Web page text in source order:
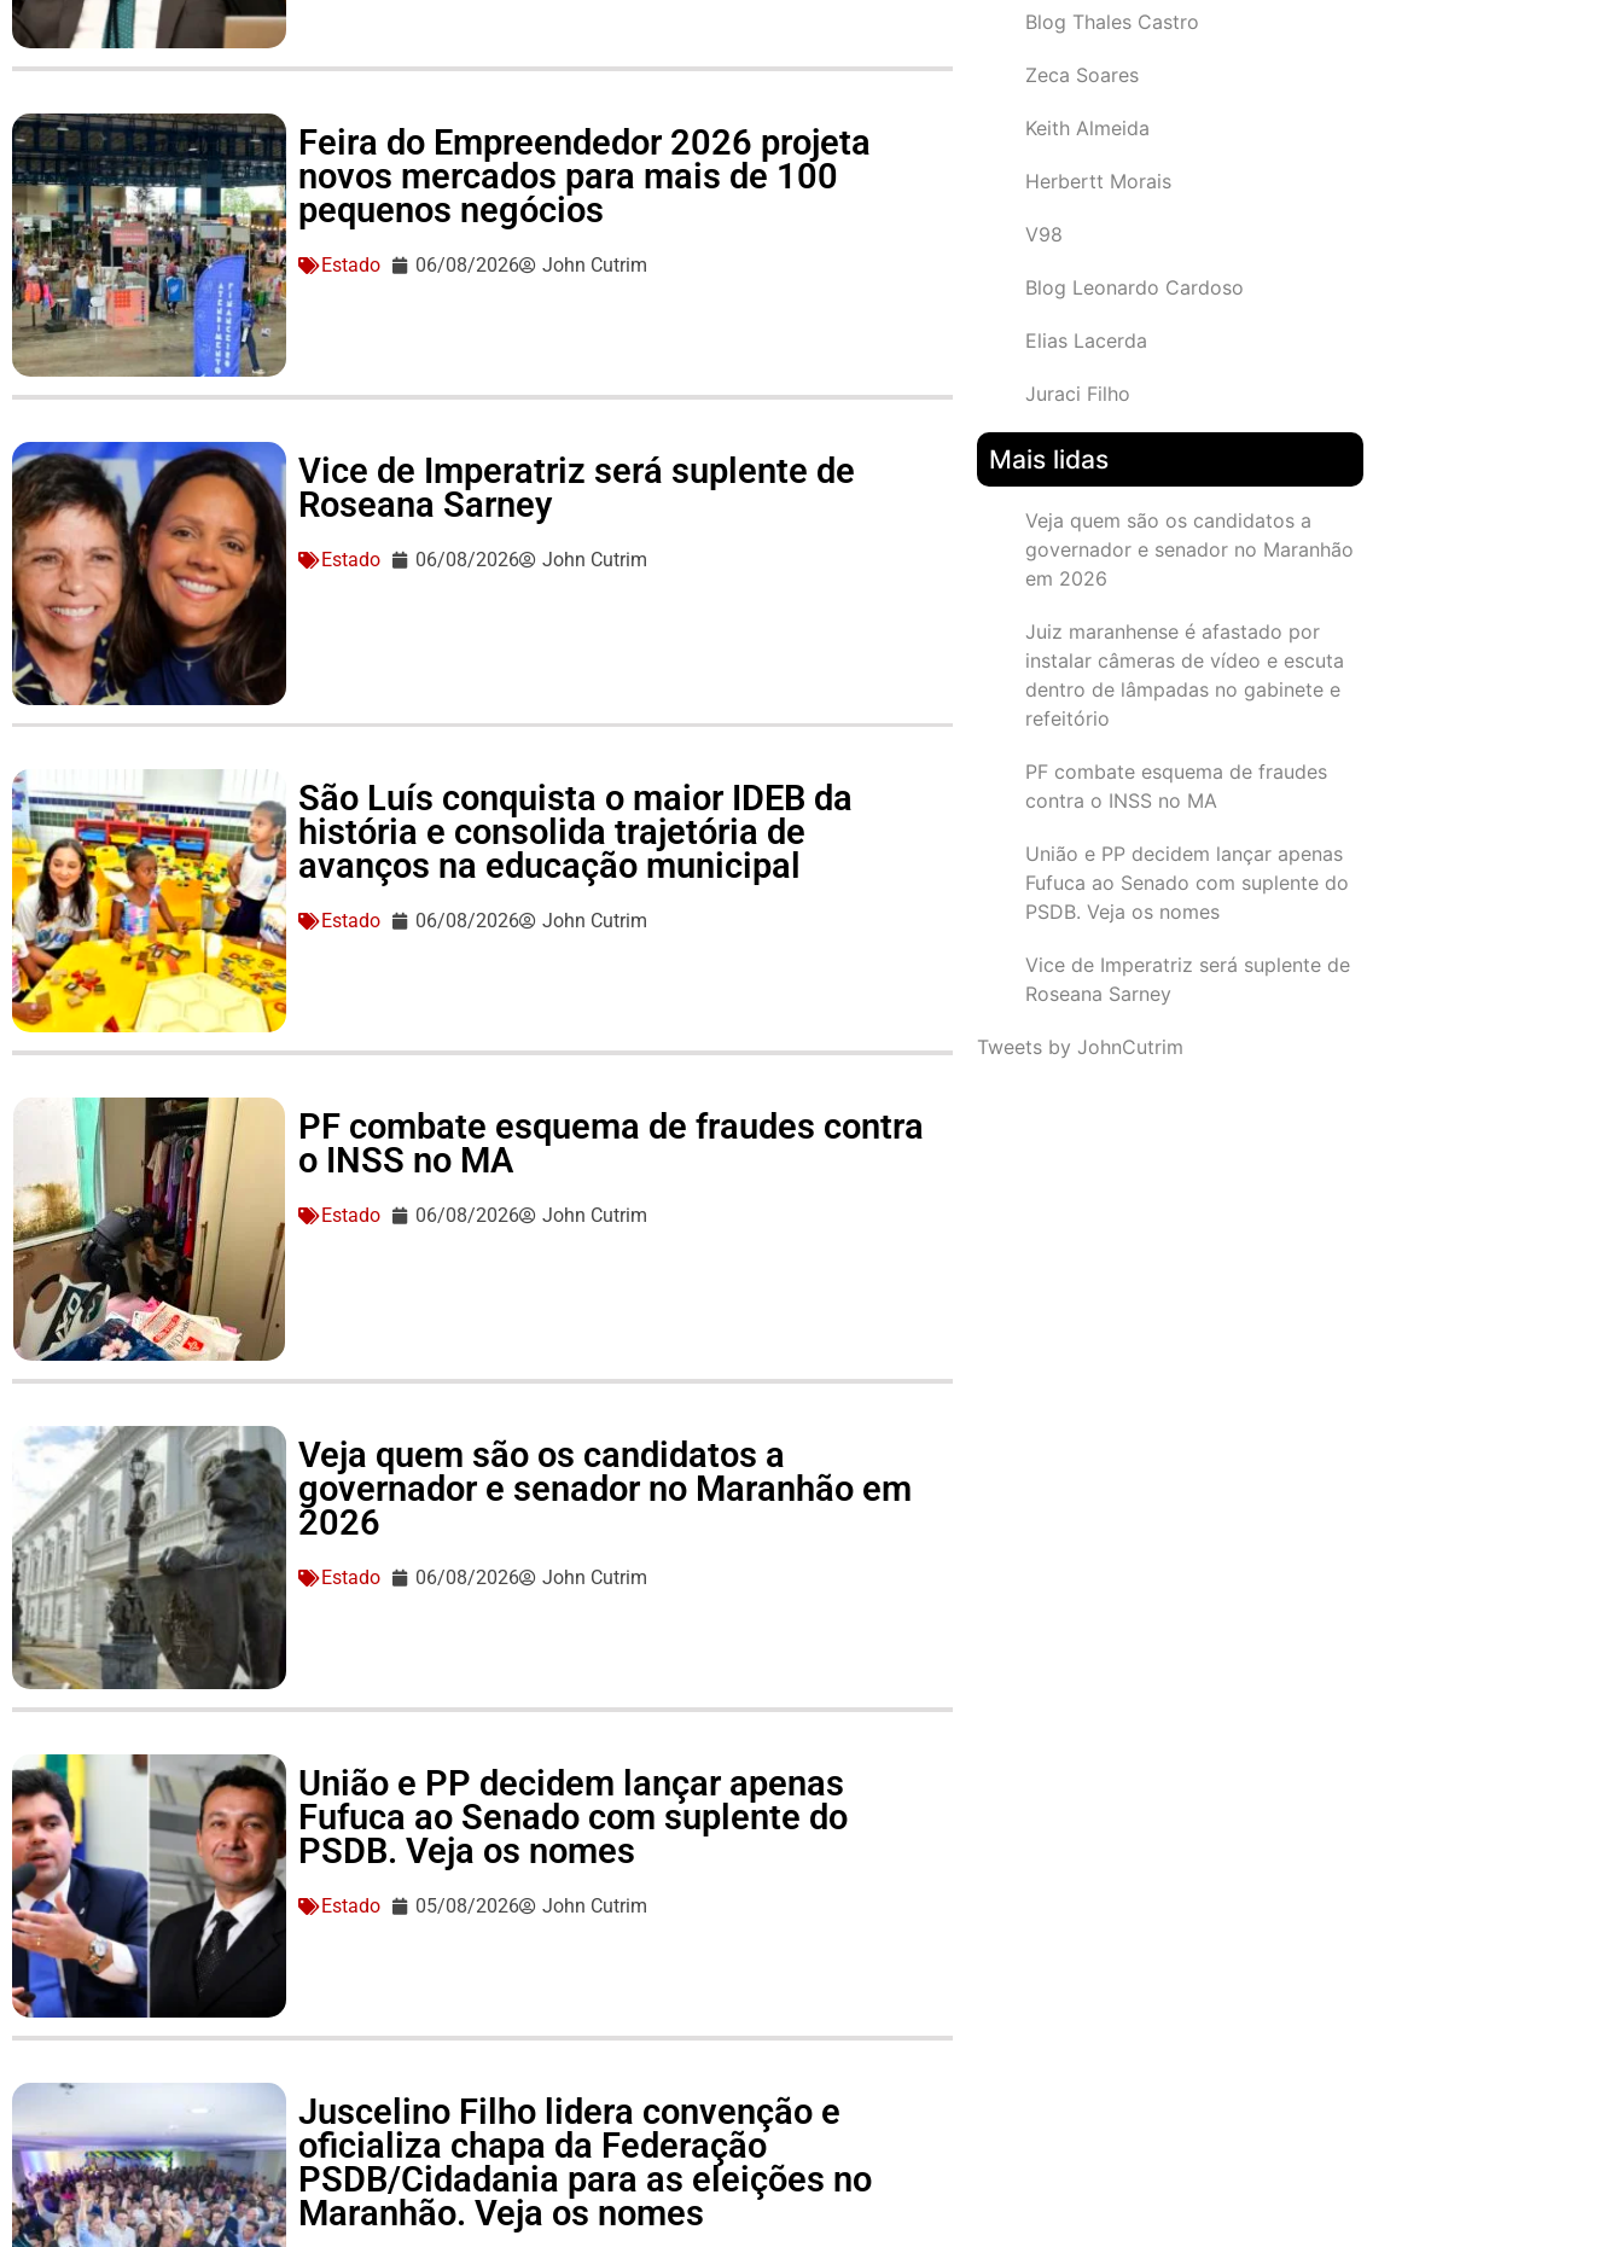
Feira do Empreendedor 2026 projeta
novos mercados para mais de 100
pequenos negócios
Estado 06/08/2026 John Cutrim
Vice de Imperatriz será suplente de
Roseana Sarney
Estado 06/08/2026 John Cutrim
São Luís conquista o maior IDEB da
história e consolida trajetória de
avanços na educação municipal
Estado 06/08/2026 John Cutrim
PF combate esquema de fraudes contra
o INSS no MA
Estado 06/08/2026 John Cutrim
Veja quem são os candidatos a
governador e senador no Maranhão em
2026
Estado 06/08/2026 John Cutrim
União e PP decidem lançar apenas
Fufuca ao Senado com suplente do
PSDB. Veja os nomes
Estado 05/08/2026 John Cutrim
Juscelino Filho lidera convenção e
oficializa chapa da Federação
PSDB/Cidadania para as eleições no
Maranhão. Veja os nomes
Blog Thales Castro
Zeca Soares
Keith Almeida
Herbertt Morais
V98
Blog Leonardo Cardoso
Elias Lacerda
Juraci Filho
Mais lidas
Veja quem são os candidatos a
governador e senador no Maranhão
em 2026
Juiz maranhense é afastado por
instalar câmeras de vídeo e escuta
dentro de lâmpadas no gabinete e
refeitório
PF combate esquema de fraudes
contra o INSS no MA
União e PP decidem lançar apenas
Fufuca ao Senado com suplente do
PSDB. Veja os nomes
Vice de Imperatriz será suplente de
Roseana Sarney
Tweets by JohnCutrim